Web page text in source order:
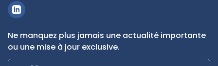
Ne manquez plus jamais une actualité importante
ou une mise à jour exclusive.